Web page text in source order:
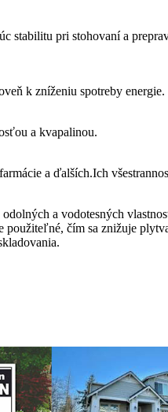
stabilitu pri stohovaní a
k zníženiu spotreby energie.
a kvapalinou.
a ďalších.Ich
a vodotesných
použiteľné, čím sa znižuje